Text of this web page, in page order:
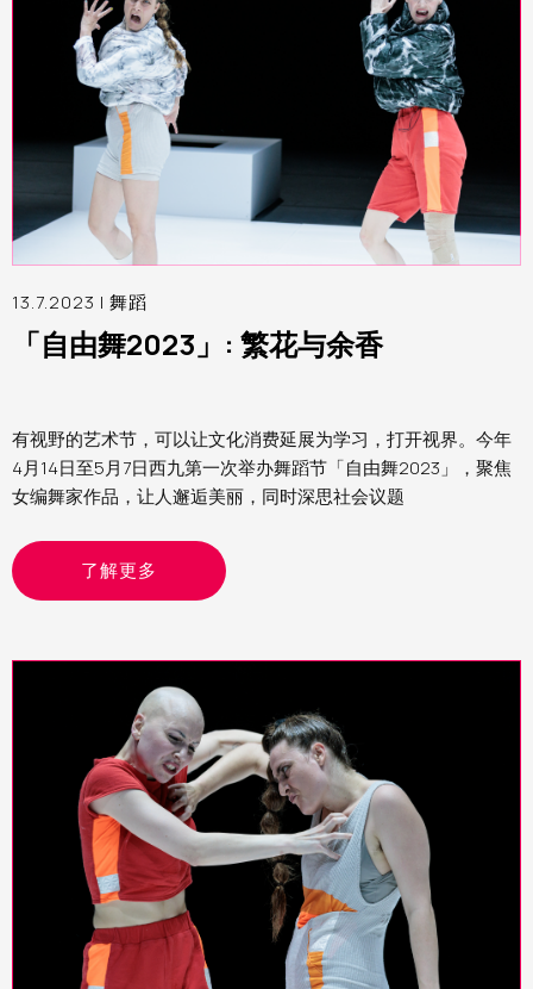
13.7.2023 | 舞蹈
「自由舞2023」: 繁花与余香
有视野的艺术节，可以让文化消费延展为学习，打开视界。今年
4月14日至5月7日西九第一次举办舞蹈节「自由舞2023」，聚焦
女编舞家作品，让人邂逅美丽，同时深思社会议题
了解更多